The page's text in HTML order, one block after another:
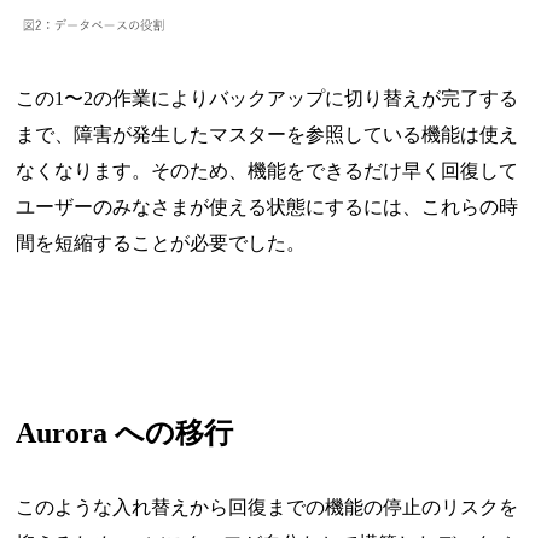
この1〜2の作業によりバックアップに切り替えが完了する
まで、障害が発生したマスターを参照している機能は使え
なくなります。そのため、機能をできるだけ早く回復して
ユーザーのみなさまが使える状態にするには、これらの時
間を短縮することが必要でした。
Aurora への移行
このような入れ替えから回復までの機能の停止のリスクを